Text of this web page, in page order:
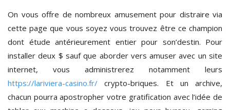
On vous offre de nombreux amusement pour distraire via
cette page que vous soyez vous trouvez être ce champion
dont étude antérieurement entier pour son’destin. Pour
installer deux $ sauf que aborder vers amuser avec un site
internet, vous administrerez notamment leurs
https://lariviera-casino.fr/ crypto-briques. Et un archive,
chacun pourra apostropher votre gratification avec l’idée de